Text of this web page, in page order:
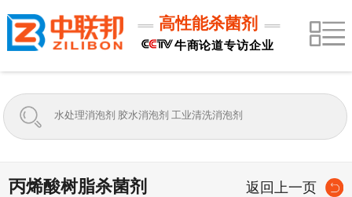
高性能杀菌剂
牛商论道专访企业
丙烯酸树脂杀菌剂 返回上一页